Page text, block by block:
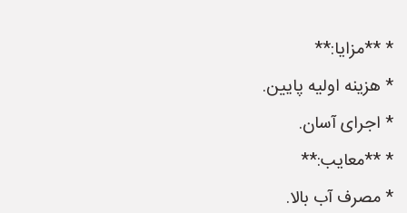
* **مزایا:**
* هزینه اولیه پایین.
* اجرای آسان.
* **معایب:**
* مصرف آب بالا.